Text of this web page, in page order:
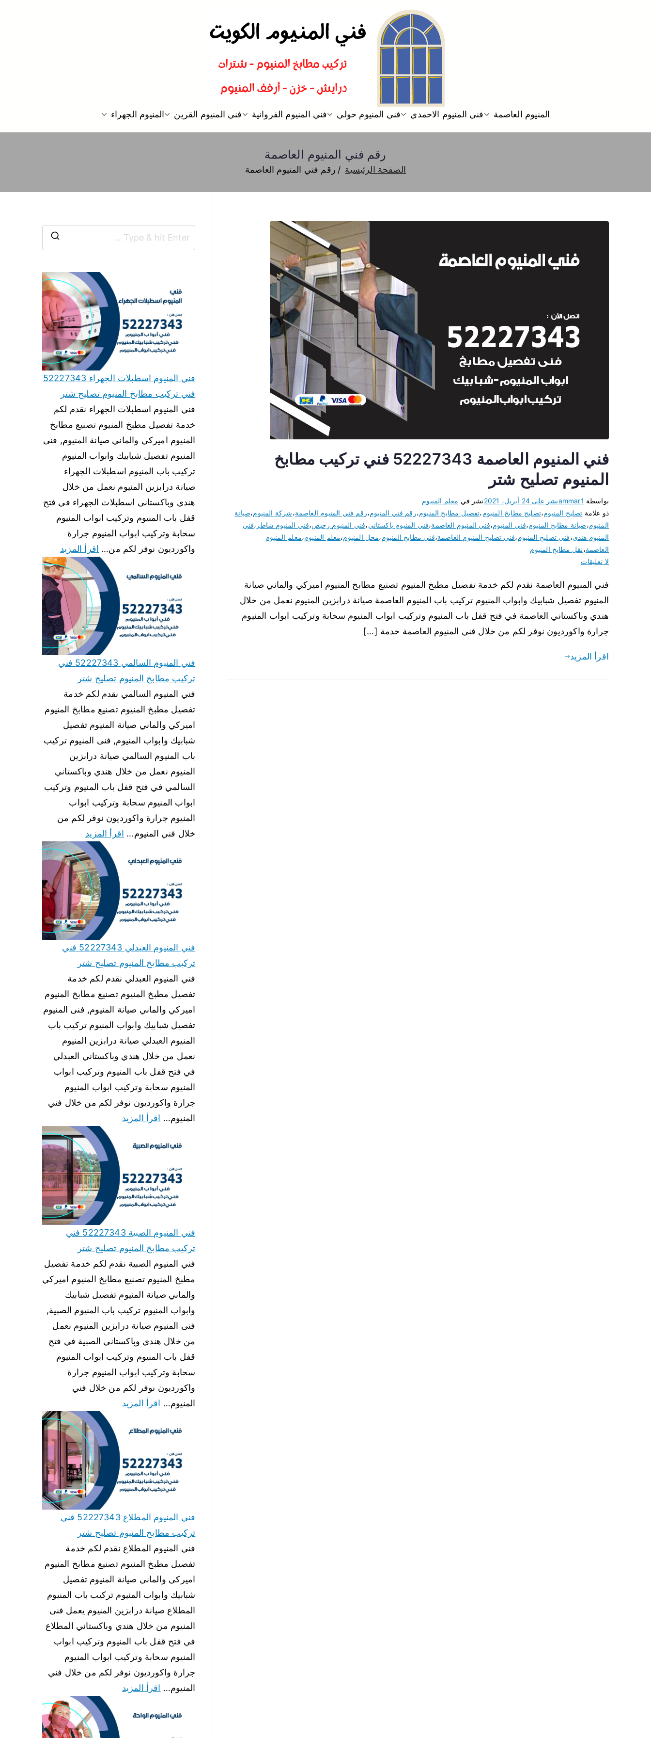
فني المنيوم
فني تركيب المنيوم الكويت المنيوم العاصمة فني المنيوم الاحمدي فني المنيوم حولي فني المنيوم الفروانية فني المنيوم القرين المنيوم الجهراء
رقم فني المنيوم العاصمة
الصفحة الرئيسية رقم فني المنيوم العاصمة
فني المنيوم العاصمة 52227343 فني تركيب مطابخ
المنيوم تصليح شتر
بواسطة ammar1نشر على 24 أبريل، 2021 نشر في معلم المنيوم
ذو علامة تصليح المنيوم،تصليح مطابخ المنيوم،تفصيل مطابخ المنيوم،رقم فني المنيوم،رقم فني المنيوم العاصمة،شركة المنيوم،صيانة
المنيوم،صيانة مطابخ المنيوم،فني المنيوم،فني المنيوم العاصمة،فني المنيوم باكستاني،فني المنيوم رخيص،فني المنيوم شاطر ،فني
المنيوم هندي،فني تصليح المنيوم،فني تصليح المنيوم العاصمة،فني مطابخ المنيوم،محل المنيوم،معلم المنيوم،معلم المنيوم
العاصمة،نقل مطابخ المنيوم
لا تعليقات
فني المنيوم العاصمة نقدم لكم خدمة تفصيل مطبخ المنيوم تصنيع مطابخ المنيوم اميركي والماني صيانة
المنيوم تفصيل شبابيك وابواب المنيوم تركيب باب المنيوم العاصمة صيانة درابزين المنيوم نعمل من خلال
هندي وباكستاني العاصمة في فتح قفل باب المنيوم وتركيب ابواب المنيوم سحابة وتركيب ابواب المنيوم
جرارة واكورديون نوفر لكم من خلال فني المنيوم العاصمة خدمة […]
اقرأ المزيد
فني المنيوم اسطبلات الجهراء 52227343
فني تركيب مطابخ المنيوم تصليح شتر
فني المنيوم اسطبلات الجهراء نقدم لكم
خدمة تفصيل مطبخ المنيوم تصنيع مطابخ
المنيوم اميركي والماني صيانة المنيوم, فنى
المنيوم تفصيل شبابيك وابواب المنيوم
تركيب باب المنيوم اسطبلات الجهراء
صيانة درابزين المنيوم نعمل من خلال
هندي وباكستاني اسطبلات الجهراء في فتح
قفل باب المنيوم وتركيب ابواب المنيوم
سحابة وتركيب ابواب المنيوم جرارة
واكورديون نوفر لكم من… اقرأ المزيد
فني المنيوم السالمي 52227343 فني
تركيب مطابخ المنيوم تصليح شتر
فني المنيوم السالمي نقدم لكم خدمة
تفصيل مطبخ المنيوم تصنيع مطابخ المنيوم
اميركي والماني صيانة المنيوم تفصيل
شبابيك وابواب المنيوم, فنى المنيوم تركيب
باب المنيوم السالمي صيانة درابزين
المنيوم نعمل من خلال هندي وباكستاني
السالمي في فتح قفل باب المنيوم وتركيب
ابواب المنيوم سحابة وتركيب ابواب
المنيوم جرارة واكورديون نوفر لكم من
خلال فني المنيوم… اقرأ المزيد
فني المنيوم العبدلي 52227343 فني
تركيب مطابخ المنيوم تصليح شتر
فني المنيوم العبدلي نقدم لكم خدمة
تفصيل مطبخ المنيوم تصنيع مطابخ المنيوم
اميركي والماني صيانة المنيوم, فنى المنيوم
تفصيل شبابيك وابواب المنيوم تركيب باب
المنيوم العبدلي صيانة درابزين المنيوم
نعمل من خلال هندي وباكستاني العبدلي
في فتح قفل باب المنيوم وتركيب ابواب
المنيوم سحابة وتركيب ابواب المنيوم
جرارة واكورديون نوفر لكم من خلال فني
المنيوم… اقرأ المزيد
فني المنيوم الصبية 52227343 فني
تركيب مطابخ المنيوم تصليح شتر
فني المنيوم الصبية نقدم لكم خدمة تفصيل
مطبخ المنيوم تصنيع مطابخ المنيوم اميركي
والماني صيانة المنيوم تفصيل شبابيك
وابواب المنيوم تركيب باب المنيوم الصبية,
فنى المنيوم صيانة درابزين المنيوم نعمل
من خلال هندي وباكستاني الصبية في فتح
قفل باب المنيوم وتركيب ابواب المنيوم
سحابة وتركيب ابواب المنيوم جرارة
واكورديون نوفر لكم من خلال فني
المنيوم… اقرأ المزيد
فني المنيوم المطلاع 52227343 فني
تركيب مطابخ المنيوم تصليح شتر
فني المنيوم المطلاع نقدم لكم خدمة
تفصيل مطبخ المنيوم تصنيع مطابخ المنيوم
اميركي والماني صيانة المنيوم تفصيل
شبابيك وابواب المنيوم تركيب باب المنيوم
المطلاع صيانة درابزين المنيوم يعمل فنى
المنيوم من خلال هندي وباكستاني المطلاع
في فتح قفل باب المنيوم وتركيب ابواب
المنيوم سحابة وتركيب ابواب المنيوم
جرارة واكورديون نوفر لكم من خلال فني
المنيوم… اقرأ المزيد